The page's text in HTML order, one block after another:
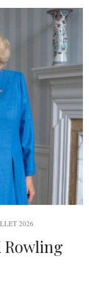
2026
Rowling